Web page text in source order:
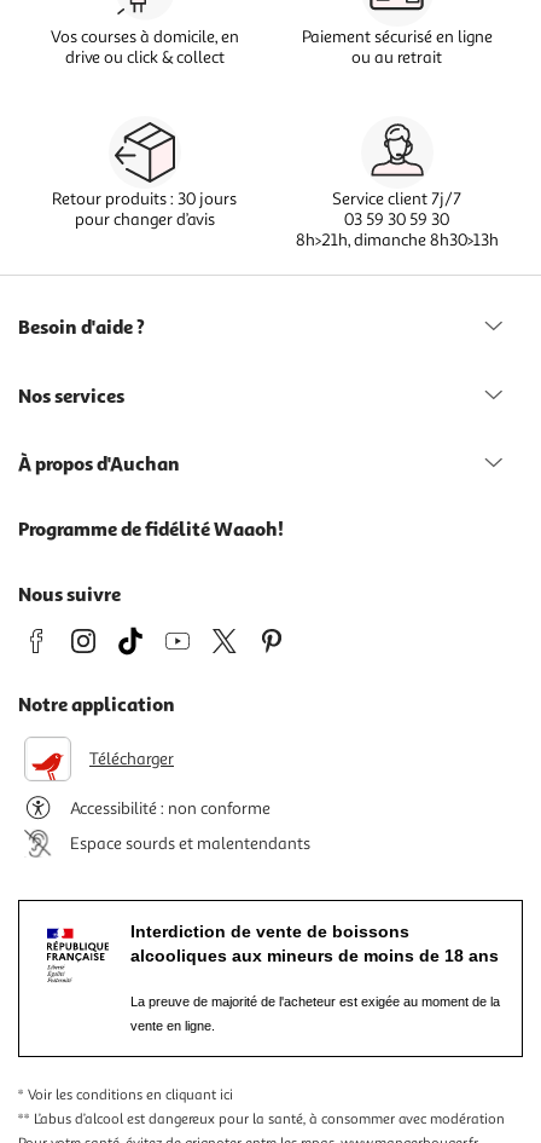
Vos courses à domicile, en
drive ou click & collect
Paiement sécurisé en ligne
ou au retrait
Retour produits : 30 jours
pour changer d’avis
Service client 7j/7
03 59 30 59 30
8h>21h, dimanche 8h30>13h
Besoin d'aide ?
Nos services
À propos d'Auchan
Programme de fidélité Waaoh!
Nous suivre
Notre application
Télécharger
Accessibilité : non conforme
Espace sourds et malentendants
Interdiction de vente de boissons
alcooliques aux mineurs de moins de 18 ans
La preuve de majorité de l'acheteur est exigée au moment de la
vente en ligne.
* Voir les conditions en cliquant ici
** L’abus d’alcool est dangereux pour la santé, à consommer avec modération